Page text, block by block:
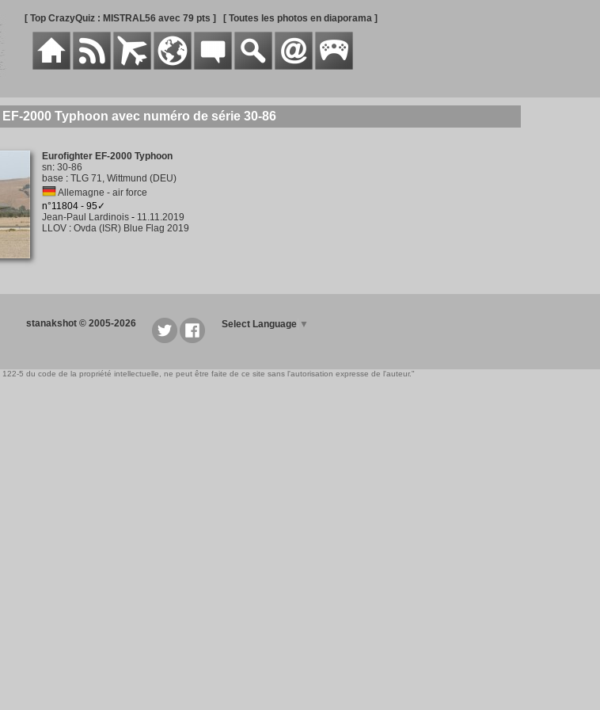
[ Top CrazyQuiz : MISTRAL56 avec 79 pts ] [ Toutes les photos en diaporama ]
2000 Typhoon avec numéro de série 30-86
Eurofighter EF-2000 Typhoon
sn: 30-86
base : TLG 71, Wittmund (DEU)
Allemagne - air force
n°11804 - 95✓
Jean-Paul Lardinois- 11.11.2019
LLOV: Ovda (ISR) Blue Flag 2019
stanakshot © 2005-2026 Select Language ▼
5 du code de la propriété intellectuelle, ne peut être faite de ce site sans l'autorisation expresse de l'auteur."